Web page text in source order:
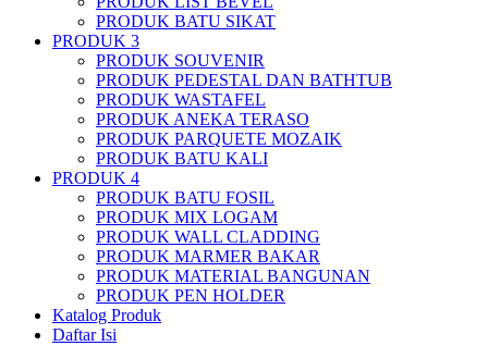
PRODUK BATU SIKAT
PRODUK 3
PRODUK SOUVENIR
PRODUK PEDESTAL DAN BATHTUB
PRODUK WASTAFEL
PRODUK ANEKA TERASO
PRODUK PARQUETE MOZAIK
PRODUK BATU KALI
PRODUK 4
PRODUK BATU FOSIL
PRODUK MIX LOGAM
PRODUK WALL CLADDING
PRODUK MARMER BAKAR
PRODUK MATERIAL BANGUNAN
PRODUK PEN HOLDER
Katalog Produk
Daftar Isi